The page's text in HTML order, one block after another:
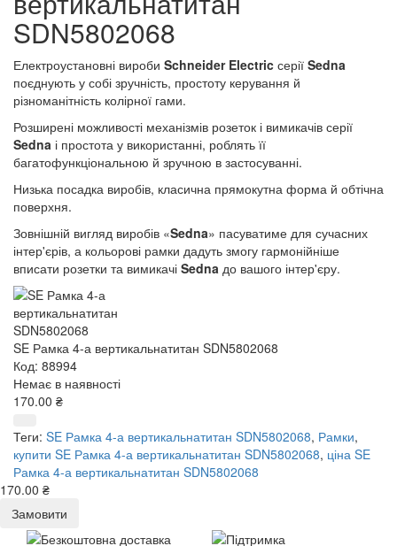
SDN5802068
Електроустановні вироби Schneider Electric серії Sedna
поєднують у собі зручність, простоту керування й
різноманітність колірної гами.
Розширені можливості механізмів розеток і вимикачів серії
Sedna і простота у використанні, роблять її
багатофункціональною й зручною в застосуванні.
Низька посадка виробів, класична прямокутна форма й обтічна
поверхня.
Зовнішній вигляд виробів «Sedna» пасуватиме для сучасних
інтер'єрів, а кольорові рамки дадуть змогу гармонійніше
вписати розетки та вимикачі Sedna до вашого інтер'єру.
SE Рамка 4-а вертикальнатитан SDN5802068
Код: 88994
Немає в наявності
170.00 ₴
Теги: SE Рамка 4-а вертикальнатитан SDN5802068, Рамки,
купити SE Рамка 4-а вертикальнатитан SDN5802068, ціна SE
Рамка 4-а вертикальнатитан SDN5802068
170.00 ₴
Замовити